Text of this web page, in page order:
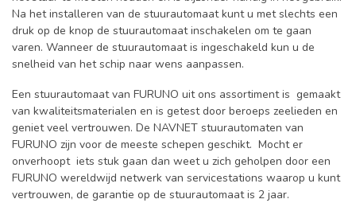
Na het installeren van de stuurautomaat kunt u met slechts een
druk op de knop de stuurautomaat inschakelen om te gaan
varen. Wanneer de stuurautomaat is ingeschakeld kun u de
snelheid van het schip naar wens aanpassen.
Een stuurautomaat van FURUNO uit ons assortiment is gemaakt
van kwaliteitsmaterialen en is getest door beroeps zeelieden en
geniet veel vertrouwen. De NAVNET stuurautomaten van
FURUNO zijn voor de meeste schepen geschikt. Mocht er
onverhoopt iets stuk gaan dan weet u zich geholpen door een
FURUNO wereldwijd netwerk van servicestations waarop u kunt
vertrouwen, de garantie op de stuurautomaat is 2 jaar.